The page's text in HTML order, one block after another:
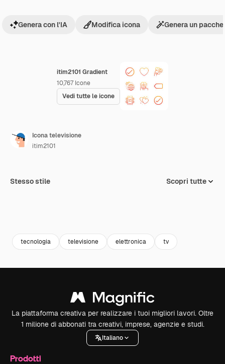
itim2101 Gradient
10,767 Icone
Vedi tutte le icone
Genera con l'IA Modifica icona Genera un
Icona televisione
itim2101
Stesso stile Scopri tutte
tecnologia televisione elettronica tv
La piattaforma creativa per realizzare i tuoi migliori lavori. Oltre
1 milione di abbonati tra creativi, imprese, agenzie e studi.
Italiano
Prodotti